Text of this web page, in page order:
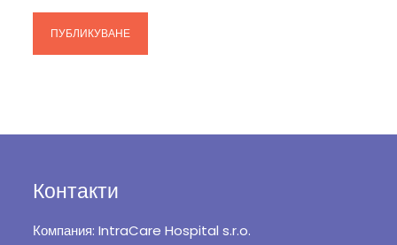
Контакти
Компания: IntraCare Hospital s.r.o.